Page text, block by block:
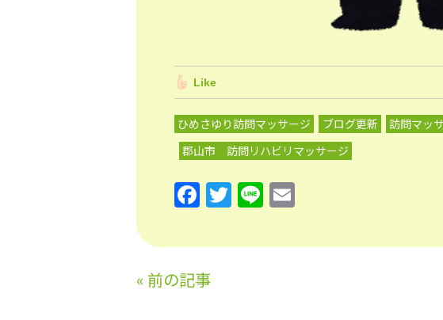
Like
ひめさゆり訪問マッサージ ブログ更新 訪問マッ
郡山市 訪問リハビリマッサージ
F
a
c
e
b
T
w
itt
Li
n
e ai
« 前の記事